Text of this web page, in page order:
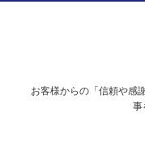
お客様からの「信頼や感
事